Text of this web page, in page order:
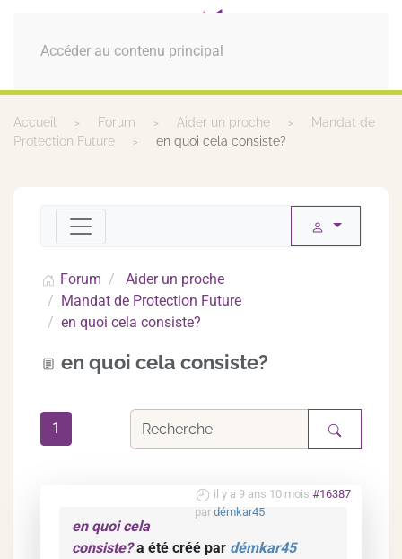
Accéder au contenu principal
MENU
Accueil Forum Aider un proche
Mandat de
Protection Future
en quoi cela consiste?
Forum
Aider un proche
Mandat de Protection Future
en quoi cela consiste?
en quoi cela consiste?
1
il y a 9 ans 10 mois #16387
par démkar45
en quoi cela
consiste?a été créé par démkar45